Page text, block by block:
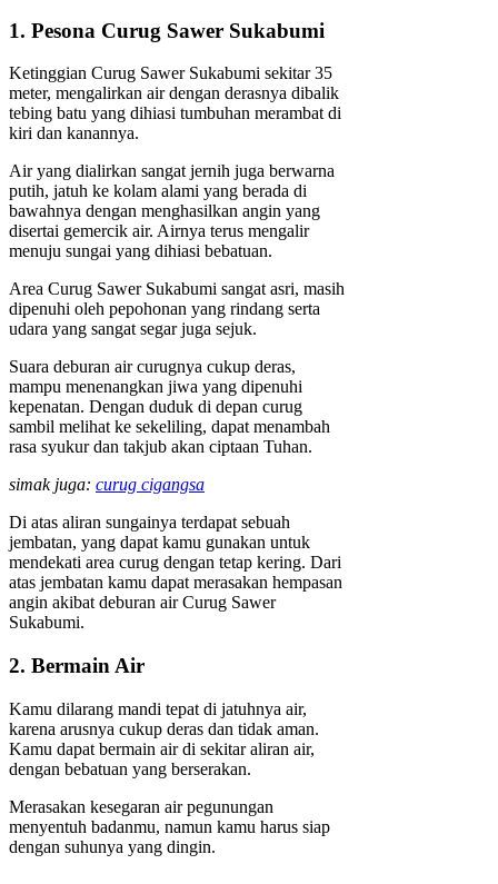
1. Pesona Curug Sawer Sukabumi
Ketinggian Curug Sawer Sukabumi sekitar 35
meter, mengalirkan air dengan derasnya dibalik
tebing batu yang dihiasi tumbuhan merambat di
kiri dan kanannya.
Air yang dialirkan sangat jernih juga berwarna
putih, jatuh ke kolam alami yang berada di
bawahnya dengan menghasilkan angin yang
disertai gemercik air. Airnya terus mengalir
menuju sungai yang dihiasi bebatuan.
Area Curug Sawer Sukabumi sangat asri, masih
dipenuhi oleh pepohonan yang rindang serta
udara yang sangat segar juga sejuk.
Suara deburan air curugnya cukup deras,
mampu menenangkan jiwa yang dipenuhi
kepenatan. Dengan duduk di depan curug
sambil melihat ke sekeliling, dapat menambah
rasa syukur dan takjub akan ciptaan Tuhan.
simak juga: curug cigangsa
Di atas aliran sungainya terdapat sebuah
jembatan, yang dapat kamu gunakan untuk
mendekati area curug dengan tetap kering. Dari
atas jembatan kamu dapat merasakan hempasan
angin akibat deburan air Curug Sawer
Sukabumi.
2. Bermain Air
Kamu dilarang mandi tepat di jatuhnya air,
karena arusnya cukup deras dan tidak aman.
Kamu dapat bermain air di sekitar aliran air,
dengan bebatuan yang berserakan.
Merasakan kesegaran air pegunungan
menyentuh badanmu, namun kamu harus siap
dengan suhunya yang dingin.